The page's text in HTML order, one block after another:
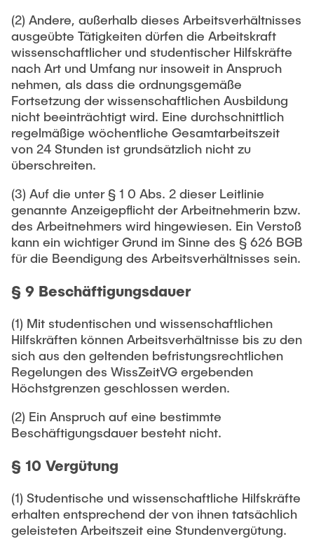
(2) Andere, außerhalb dieses Arbeitsverhältnisses
ausgeübte Tätigkeiten dürfen die Arbeitskraft
wissenschaftlicher und studentischer Hilfskräfte
nach Art und Umfang nur insoweit in Anspruch
nehmen, als dass die ordnungsgemäße
Fortsetzung der wissenschaftlichen Ausbildung
nicht beeinträchtigt wird. Eine durchschnittlich
regelmäßige wöchentliche Gesamtarbeitszeit
von 24 Stunden ist grundsätzlich nicht zu
überschreiten.
(3) Auf die unter § 1 0 Abs. 2 dieser Leitlinie
genannte Anzeigepflicht der Arbeitnehmerin bzw.
des Arbeitnehmers wird hingewiesen. Ein Verstoß
kann ein wichtiger Grund im Sinne des § 626 BGB
für die Beendigung des Arbeitsverhältnisses sein.
§ 9 Beschäftigungsdauer
(1) Mit studentischen und wissenschaftlichen
Hilfskräften können Arbeitsverhältnisse bis zu den
sich aus den geltenden befristungsrechtlichen
Regelungen des WissZeitVG ergebenden
Höchstgrenzen geschlossen werden.
(2) Ein Anspruch auf eine bestimmte
Beschäftigungsdauer besteht nicht.
§ 10 Vergütung
(1) Studentische und wissenschaftliche Hilfskräfte
erhalten entsprechend der von ihnen tatsächlich
geleisteten Arbeitszeit eine Stundenvergütung.